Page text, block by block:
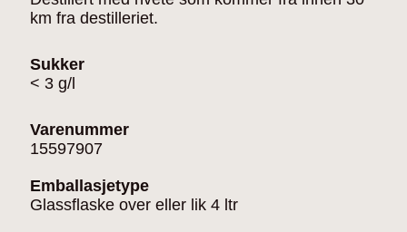
km fra destilleriet.
Sukker
< 3 g/l
Varenummer
15597907
Emballasjetype
Glassflaske over eller lik 4 ltr